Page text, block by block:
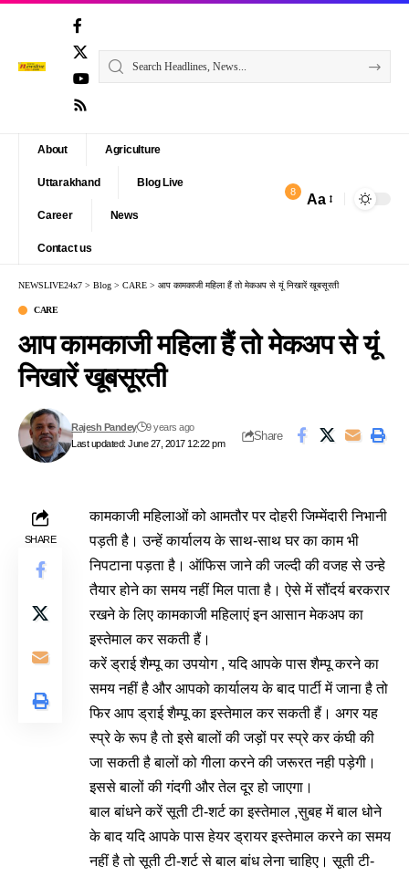
About Agriculture
Uttarakhand Blog Live
Career News
Contact us
8 Aa
NEWSLIVE24x7 > Blog > CARE > आप कामकाजी महिला हैं तो मेकअप से यूं निखारें खूबसूरती
CARE
आप कामकाजी महिला हैं तो मेकअप से यूं
निखारें खूबसूरती
Last updated: June 27, 2017 12:22 pm
Rajesh Pandey 9 years ago
Share
SHARE
कामकाजी महिलाओं को आमतौर पर दोहरी जिम्मेंदारी निभानी
पड़ती है। उन्हें कार्यालय के साथ-साथ घर का काम भी
निपटाना पड़ता है। ऑफिस जाने की जल्दी की वजह से उन्हे
तैयार होने का समय नहीं मिल पाता है। ऐसे में सौंदर्य बरकरार
रखने के लिए कामकाजी महिलाएं इन आसान मेकअप का
इस्तेमाल कर सकती हैं।
करें ड्राई शैम्पू का उपयोग , यदि आपके पास शैम्पू करने का
समय नहीं है और आपको कार्यालय के बाद पार्टी में जाना है तो
फिर आप ड्राई शैम्पू का इस्तेमाल कर सकती हैं। अगर यह
स्प्रे के रूप है तो इसे बालों की जड़ों पर स्प्रे कर कंघी की
जा सकती है बालों को गीला करने की जरूरत नही पड़ेगी।
इससे बालों की गंदगी और तेल दूर हो जाएगा।
बाल बांधने करें सूती टी-शर्ट का इस्तेमाल ,सुबह में बाल धोने
के बाद यदि आपके पास हेयर ड्रायर इस्तेमाल करने का समय
नहीं है तो सूती टी-शर्ट से बाल बांध लेना चाहिए। सूती टी-